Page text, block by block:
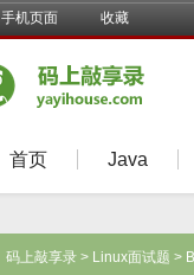
手机页面 收藏
首页 Java
码上敲享录 > Linux面试题 >